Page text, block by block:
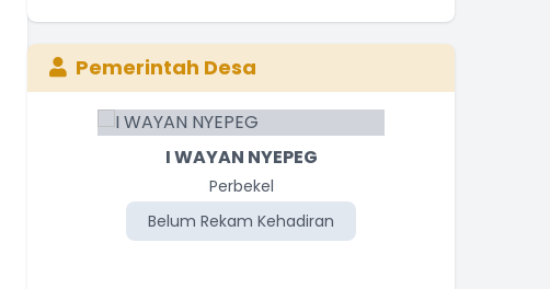
Pemerintah Desa
I WAYAN NYEPEG
Perbekel
Belum Rekam Kehadiran
I MADE PUJANA
Staf Desa
Belum Rekam Kehadiran